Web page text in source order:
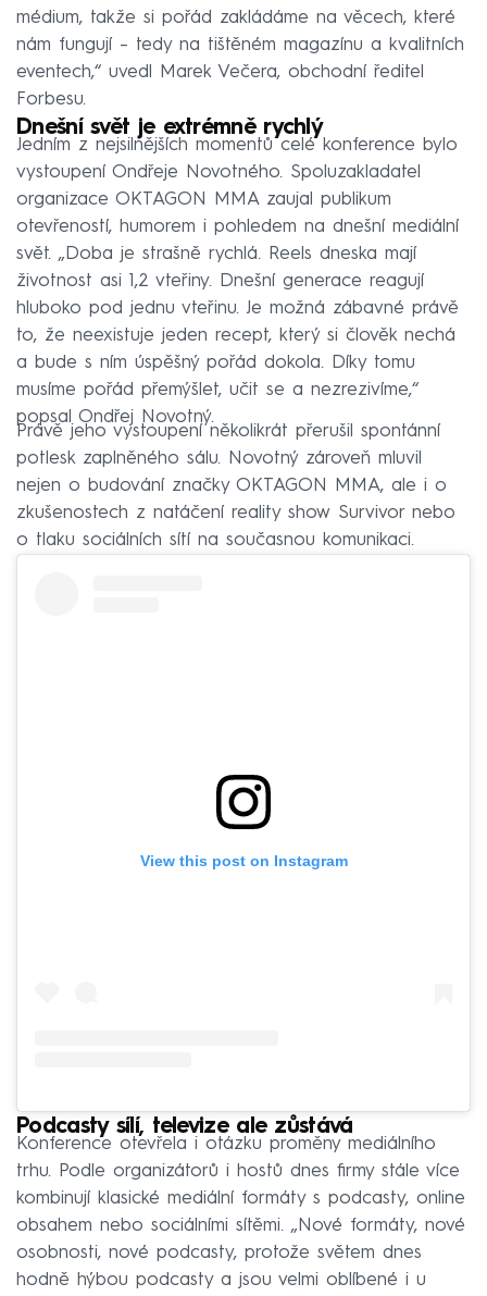
médium, takže si pořád zakládáme na věcech, které
nám fungují – tedy na tištěném magazínu a kvalitních
eventech,“ uvedl Marek Večera, obchodní ředitel
Forbesu.
Dnešní svět je extrémně rychlý
Jedním z nejsilnějších momentů celé konference bylo
vystoupení Ondřeje Novotného. Spoluzakladatel
organizace OKTAGON MMA zaujal publikum
otevřeností, humorem i pohledem na dnešní mediální
svět. „Doba je strašně rychlá. Reels dneska mají
životnost asi 1,2 vteřiny. Dnešní generace reagují
hluboko pod jednu vteřinu. Je možná zábavné právě
to, že neexistuje jeden recept, který si člověk nechá
a bude s ním úspěšný pořád dokola. Díky tomu
musíme pořád přemýšlet, učit se a nezrezivíme,“
popsal Ondřej Novotný.
Právě jeho vystoupení několikrát přerušil spontánní
potlesk zaplněného sálu. Novotný zároveň mluvil
nejen o budování značky OKTAGON MMA, ale i o
zkušenostech z natáčení reality show Survivor nebo
o tlaku sociálních sítí na současnou komunikaci.
View this post on Instagram
Podcasty sílí, televize ale zůstává
Konference otevřela i otázku proměny mediálního
trhu. Podle organizátorů i hostů dnes firmy stále více
kombinují klasické mediální formáty s podcasty, online
obsahem nebo sociálními sítěmi. „Nové formáty, nové
osobnosti, nové podcasty, protože světem dnes
hodně hýbou podcasty a jsou velmi oblíbené i u